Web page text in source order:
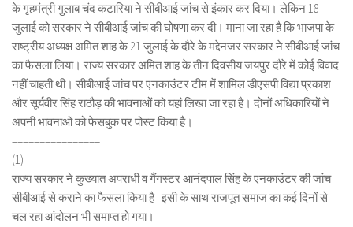
के गृहमंत्री गुलाब चंद कटारिया ने सीबीआई जांच से इंकार कर दिया। लेकिन 18
जुलाई को सरकार ने सीबीआई जांच की घोषणा कर दी। माना जा रहा है कि भाजपा के
राष्ट्रीय अध्यक्ष अमित शाह के 21 जुलाई के दौरे के मद्देनजर सरकार ने सीबीआई जांच
का फैसला लिया। राज्य सरकार अमित शाह के तीन दिवसीय जयपुर दौरे में कोई विवाद
नहीं चाहती थी। सीबीआई जांच पर एनकाउंटर टीम में शामिल डीएसपी विद्या प्रकाश
और सूर्यवीर सिंह राठौड़ की भावनाओं को यहां लिखा जा रहा है। दोनों अधिकारियों ने
अपनी भावनाओं को फेसबुक पर पोस्ट किया है।
================
(1)
राज्य सरकार ने कुख्यात अपराधी व गैंगस्टर आनंदपाल सिंह के एनकाउंटर की जांच
सीबीआई से कराने का फैसला किया है ! इसी के साथ राजपूत समाज का कई दिनों से
चल रहा आंदोलन भी समाप्त हो गया।